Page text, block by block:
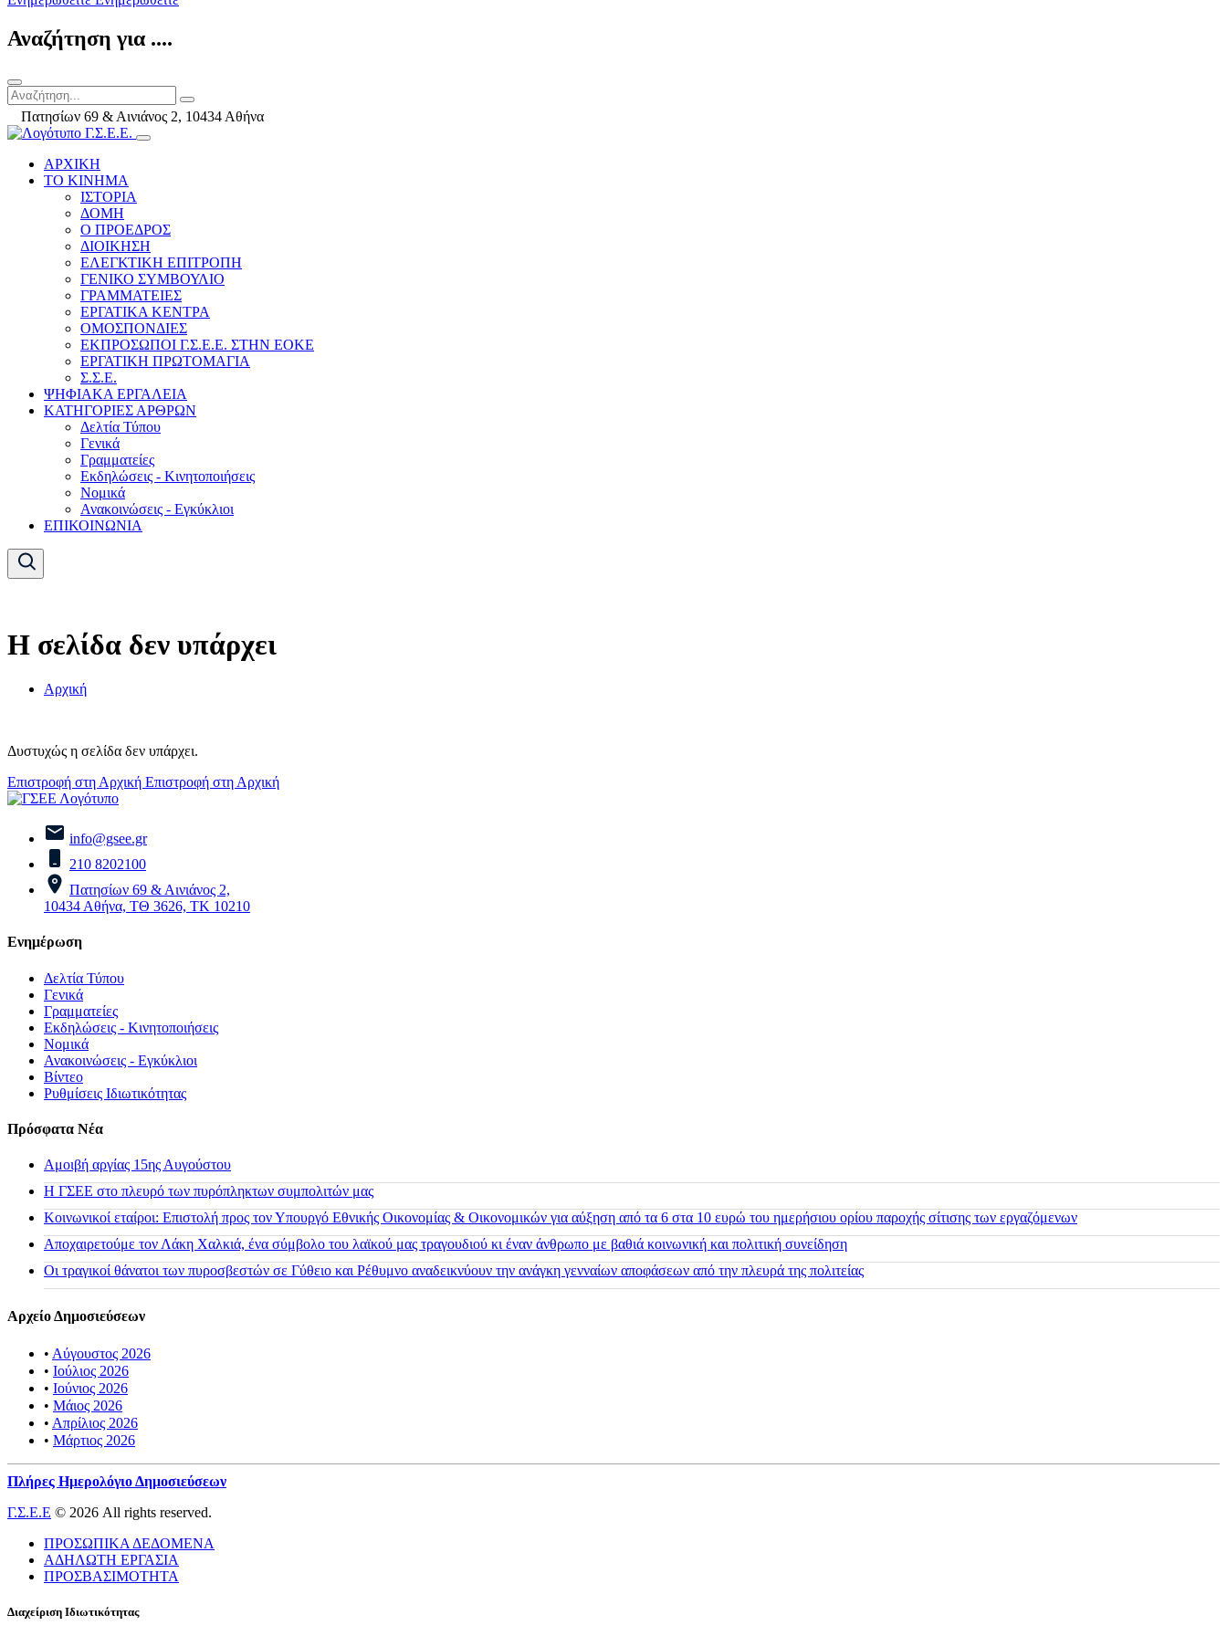
Αναζήτηση για ....
Πατησίων 69 & Αινιάνος 2, 10434 Αθήνα
ΑΡΧΙΚΗ
ΤΟ ΚΙΝΗΜΑ
ΙΣΤΟΡΙΑ
ΔΟΜΗ
Ο ΠΡΟΕΔΡΟΣ
ΔΙΟΙΚΗΣΗ
ΕΛΕΓΚΤΙΚΗ ΕΠΙΤΡΟΠΗ
ΓΕΝΙΚΟ ΣΥΜΒΟΥΛΙΟ
ΓΡΑΜΜΑΤΕΙΕΣ
ΕΡΓΑΤΙΚΑ ΚΕΝΤΡΑ
ΟΜΟΣΠΟΝΔΙΕΣ
ΕΚΠΡΟΣΩΠΟΙ Γ.Σ.Ε.Ε. ΣΤΗΝ ΕΟΚΕ
ΕΡΓΑΤΙΚΗ ΠΡΩΤΟΜΑΓΙΑ
Σ.Σ.Ε.
ΨΗΦΙΑΚΑ ΕΡΓΑΛΕΙΑ
ΚΑΤΗΓΟΡΙΕΣ ΑΡΘΡΩΝ
Δελτία Τύπου
Γενικά
Γραμματείες
Εκδηλώσεις - Κινητοποιήσεις
Νομικά
Ανακοινώσεις - Εγκύκλιοι
ΕΠΙΚΟΙΝΩΝΙΑ
Η σελίδα δεν υπάρχει
Αρχική
Δυστυχώς η σελίδα δεν υπάρχει.
Επιστροφή στη Αρχική Επιστροφή στη Αρχική
info@gsee.gr
210 8202100
Πατησίων 69 & Αινιάνος 2,
10434 Αθήνα, ΤΘ 3626, ΤΚ 10210
Ενημέρωση
Δελτία Τύπου
Γενικά
Γραμματείες
Εκδηλώσεις - Κινητοποιήσεις
Νομικά
Ανακοινώσεις - Εγκύκλιοι
Βίντεο
Ρυθμίσεις Ιδιωτικότητας
Πρόσφατα Νέα
Αμοιβή αργίας 15ης Αυγούστου
H ΓΣΕΕ στο πλευρό των πυρόπληκτων συμπολιτών μας
Κοινωνικοί εταίροι: Επιστολή προς τον Υπουργό Εθνικής Οικονομίας & Οικονομικών για αύξηση από τα 6 στα 10 ευρώ του ημερήσιου ορίου παροχής σίτισης των εργαζόμενων
Αποχαιρετούμε τον Λάκη Χαλκιά, ένα σύμβολο του λαϊκού μας τραγουδιού κι έναν άνθρωπο με βαθιά κοινωνική και πολιτική συνείδηση
Οι τραγικοί θάνατοι των πυροσβεστών σε Γύθειο και Ρέθυμνο αναδεικνύουν την ανάγκη γενναίων αποφάσεων από την πλευρά της πολιτείας
Αρχείο Δημοσιεύσεων
• Αύγουστος 2026
• Ιούλιος 2026
• Ιούνιος 2026
• Μάιος 2026
• Απρίλιος 2026
• Μάρτιος 2026
Πλήρες Ημερολόγιο Δημοσιεύσεων
Γ.Σ.Ε.Ε © 2026 All rights reserved.
ΠΡΟΣΩΠΙΚΑ ΔΕΔΟΜΕΝΑ
ΑΔΗΛΩΤΗ ΕΡΓΑΣΙΑ
ΠΡΟΣΒΑΣΙΜΟΤΗΤΑ
Διαχείριση Ιδιωτικότητας